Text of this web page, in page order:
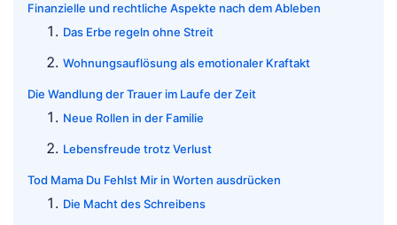
Finanzielle und rechtliche Aspekte nach dem Ableben
Das Erbe regeln ohne Streit
Wohnungsauflösung als emotionaler Kraftakt
Die Wandlung der Trauer im Laufe der Zeit
Neue Rollen in der Familie
Lebensfreude trotz Verlust
Tod Mama Du Fehlst Mir in Worten ausdrücken
Die Macht des Schreibens